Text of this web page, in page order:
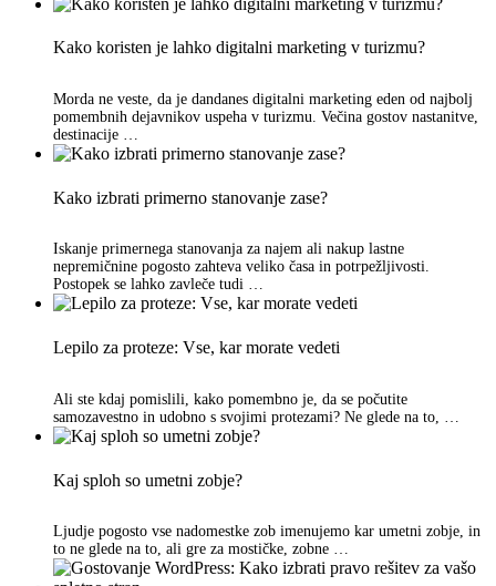
Kako koristen je lahko digitalni marketing v turizmu?
Morda ne veste, da je dandanes digitalni marketing eden od najbolj
pomembnih dejavnikov uspeha v turizmu. Večina gostov nastanitve,
destinacije …
Kako izbrati primerno stanovanje zase?
Iskanje primernega stanovanja za najem ali nakup lastne
nepremičnine pogosto zahteva veliko časa in potrpežljivosti.
Postopek se lahko zavleče tudi …
Lepilo za proteze: Vse, kar morate vedeti
Ali ste kdaj pomislili, kako pomembno je, da se počutite
samozavestno in udobno s svojimi protezami? Ne glede na to, …
Kaj sploh so umetni zobje?
Ljudje pogosto vse nadomestke zob imenujemo kar umetni zobje, in
to ne glede na to, ali gre za mostičke, zobne …